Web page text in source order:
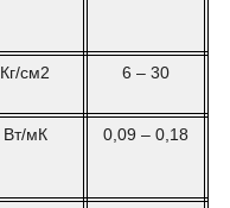
Кг/см2 6 – 30
Вт/мК 0,09 – 0,18